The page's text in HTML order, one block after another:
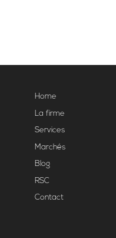
Home
La firme
Services
Marchés
Blog
RSC
Contact